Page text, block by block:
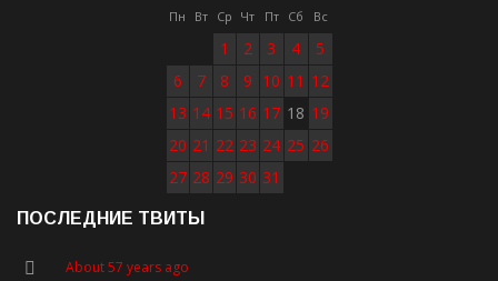
Пн Вт Ср Чт Пт Сб Вс
1 2 3 4
5
6
7 8 9 10 11 12
13 14 15 16 17 18 19
20 21 22 23 24 25 26
27 28 29 30 31
ПОСЛЕДНИЕ ТВИТЫ
About 57 years ago